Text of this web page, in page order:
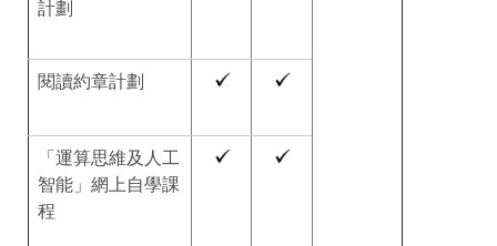
計劃
閱讀約章計劃
「運算思維及人工
智能」網上自學課
程